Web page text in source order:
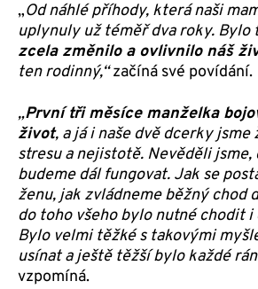
„Od náhlé příhody, která naši
uplynuly už téměř dva roky. Bylo
zcela změnilo a ovlivnilo náš
ten rodinný,“začíná své povídání.
„První tři měsíce manželka
život, a já i naše dvě dcerky
stresu a nejistotě. Nevěděli jsme,
budeme dál fungovat. Jak se
ženu, jak zvládneme běžný chod
do toho všeho bylo nutné chodit i
Bylo velmi těžké s takovými
usínat a ještě těžší bylo každé
vzpomíná.